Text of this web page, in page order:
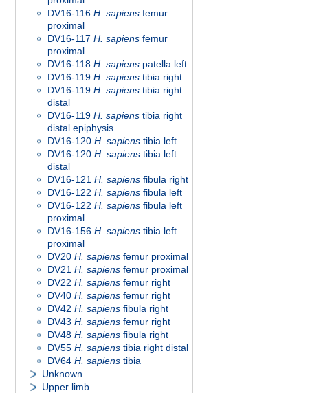
DV16-116 H. sapiens femur
proximal
DV16-117 H. sapiens femur
proximal
DV16-118 H. sapiens patella left
DV16-119 H. sapiens tibia right
DV16-119 H. sapiens tibia right
distal
DV16-119 H. sapiens tibia right
distal epiphysis
DV16-120 H. sapiens tibia left
DV16-120 H. sapiens tibia left
distal
DV16-121 H. sapiens fibula right
DV16-122 H. sapiens fibula left
DV16-122 H. sapiens fibula left
proximal
DV16-156 H. sapiens tibia left
proximal
DV20 H. sapiens femur proximal
DV21 H. sapiens femur proximal
DV22 H. sapiens femur right
DV40 H. sapiens femur right
DV42 H. sapiens fibula right
DV43 H. sapiens femur right
DV48 H. sapiens fibula right
DV55 H. sapiens tibia right distal
DV64 H. sapiens tibia
Unknown
Upper limb